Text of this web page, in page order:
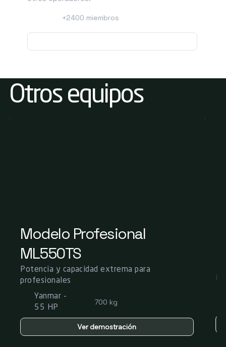
+2400 miembros
Otros equipos
Modelo Profesional
ML550TS
Potencia y capacidad extrema para
profesionales
Yanmar -
55 HP
700 kg
Ver demostración